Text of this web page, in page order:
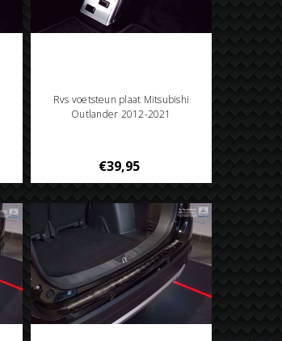
Rvs voetsteun plaat Mitsubishi
Outlander 2012-2021
€39,95